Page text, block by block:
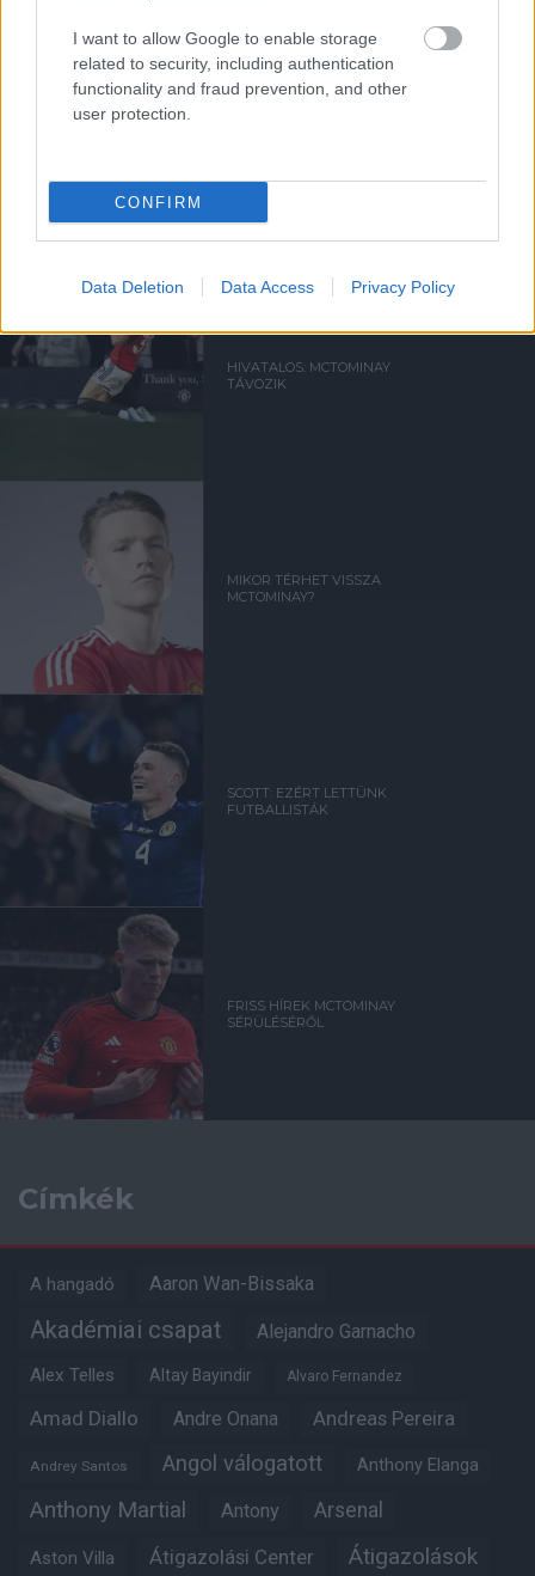
I want to allow Google to enable storage
related to security, including authentication
functionality and fraud prevention, and other
user protection.
CONFIRM
Data Deletion Data Access Privacy Policy
SCOTT MCTOMINAY
HIVATALOS: MCTOMINAY
TÁVOZIK
MIKOR TÉRHET VISSZA
MCTOMINAY?
SCOTT: EZÉRT LETTÜNK
FUTBALLISTÁK
FRISS HÍREK MCTOMINAY
SÉRÜLÉSÉRŐL
Címkék
A hangadó Aaron Wan-Bissaka
Akadémiai csapat Alejandro Garnacho
Alex Telles Altay Bayindir Alvaro Fernandez
Amad Diallo Andre Onana Andreas Pereira
Andrey Santos Angol válogatott Anthony Elanga
Anthony Martial Antony Arsenal
Aston Villa Átigazolási Center Átigazolások